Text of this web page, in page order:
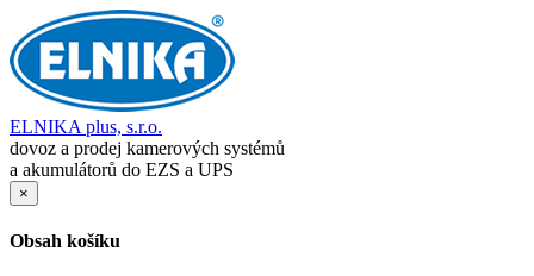
ELNIKA plus, s.r.o.
dovoz a prodej kamerových systémů
a akumulátorů do EZS a UPS
×
Obsah košíku